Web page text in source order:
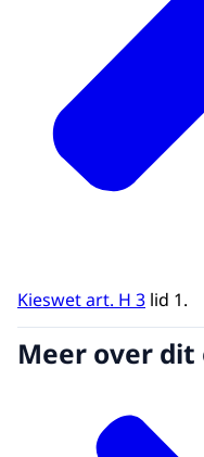
Kieswet art. H 3 lid 1.
Meer over